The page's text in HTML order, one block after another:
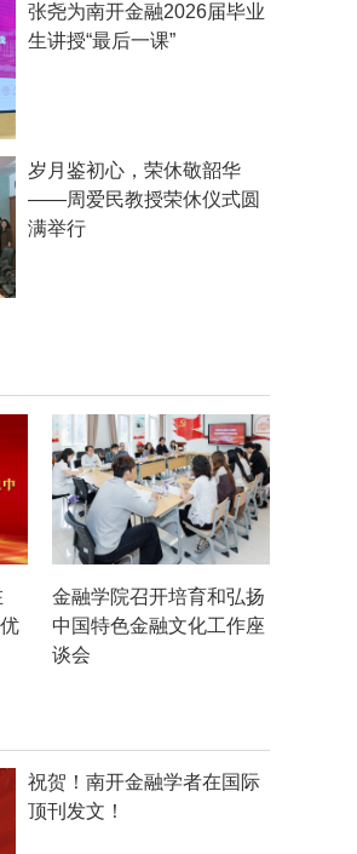
张尧为南开金融2026届毕业
生讲授“最后一课”
岁月鉴初心，荣休敬韶华
——周爱民教授荣休仪式圆
满举行
金融学院召开培育和弘扬
中国特色金融文化工作座
谈会
祝贺！南开金融学者在国际
顶刊发文！